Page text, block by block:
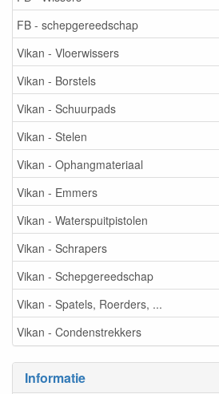
FB - schepgereedschap
Vikan - Vloerwissers
Vikan - Borstels
Vikan - Schuurpads
Vikan - Stelen
Vikan - Ophangmateriaal
Vikan - Emmers
Vikan - Waterspuitpistolen
Vikan - Schrapers
Vikan - Schepgereedschap
Vikan - Spatels, Roerders, ...
Vikan - Condenstrekkers
Informatie